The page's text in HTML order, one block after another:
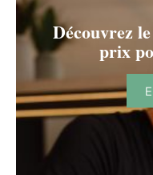
Découvrez
prix